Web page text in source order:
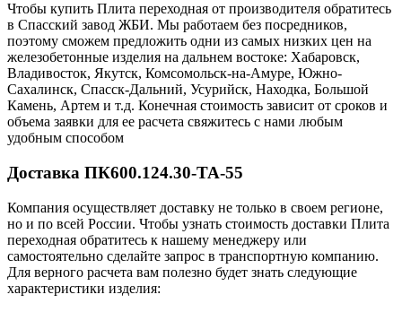
Чтобы купить Плита переходная от производителя обратитесь
в Cпасский завод ЖБИ. Мы работаем без посредников,
поэтому сможем предложить одни из самых низких цен на
железобетонные изделия на дальнем востоке: Хабаровск,
Владивосток, Якутск, Комсомольск-на-Амуре, Южно-
Сахалинск, Спасск-Дальний, Усурийск, Находка, Большой
Камень, Артем и т.д. Конечная стоимость зависит от сроков и
объема заявки для ее расчета свяжитесь с нами любым
удобным способом
Доставка ПК600.124.30-ТА-55
Компания осуществляет доставку не только в своем регионе,
но и по всей России. Чтобы узнать стоимость доставки Плита
переходная обратитесь к нашему менеджеру или
самостоятельно сделайте запрос в транспортную компанию.
Для верного расчета вам полезно будет знать следующие
характеристики изделия: